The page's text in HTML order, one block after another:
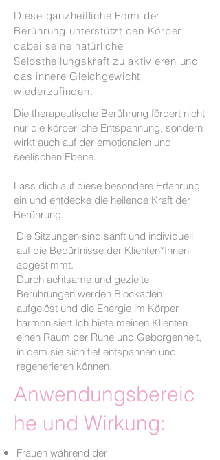
Diese ganzheitliche Form der
Berührung unterstützt den Körper
dabei seine natürliche
Selbstheilungskraft zu aktivieren und
das innere Gleichgewicht
wiederzufinden.
Die therapeutische Berührung fördert nicht
nur die körperliche Entspannung, sondern
wirkt auch auf der emotionalen und
seelischen Ebene.
Lass dich auf diese besondere Erfahrung
ein und entdecke die heilende Kraft der
Berührung.
Die Sitzungen sind sanft und individuell
auf die Bedürfnisse der Klienten*Innen
abgestimmt.
Durch achtsame und gezielte
Berührungen werden Blockaden
aufgelöst und die Energie im Körper
harmonisiert.Ich biete meinen Klienten
einen Raum der Ruhe und Geborgenheit,
in dem sie sich tief entspannen und
regenerieren können.
Anwendungsbereic
he und Wirkung:
Frauen während der